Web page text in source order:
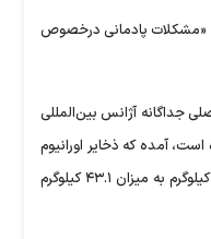
«مشکلات پادمانی درخصوص
جداگانه آژانس بین‌المللی
آمده که ذخایر اورانیوم
با غنای ۶۰ درصد ایران با رشد تقریبی ۹.۹ کیلوگرم به میزان ۴۳.۱ کیلوگرم